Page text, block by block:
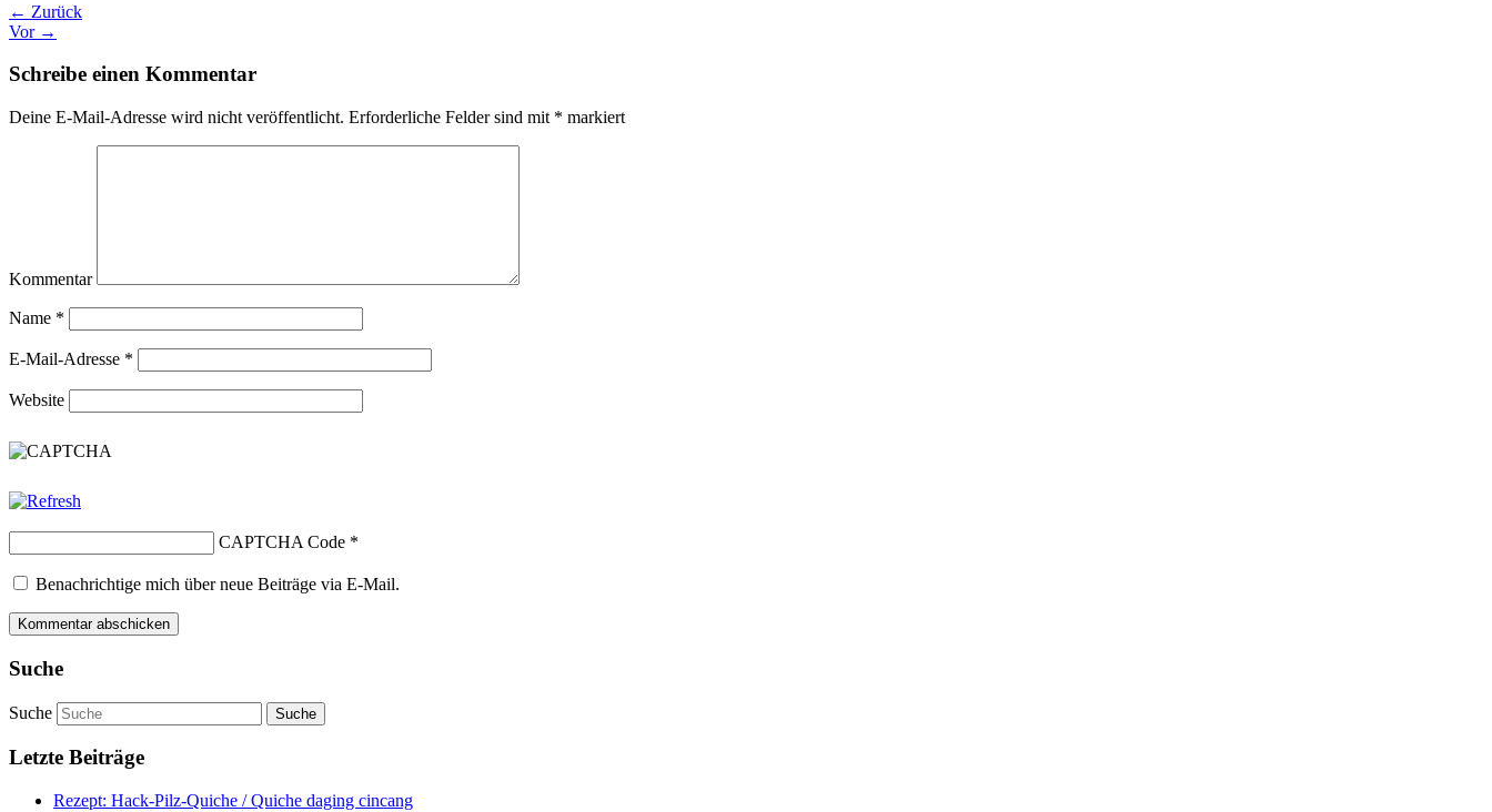
← Zurück
Vor →
Schreibe einen Kommentar
Deine E-Mail-Adresse wird nicht veröffentlicht. Erforderliche Felder sind mit * markiert
Kommentar
Name *
E-Mail-Adresse *
Website
CAPTCHA Code *
Benachrichtige mich über neue Beiträge via E-Mail.
Suche
Suche
Letzte Beiträge
Rezept: Hack-Pilz-Quiche / Quiche daging cincang